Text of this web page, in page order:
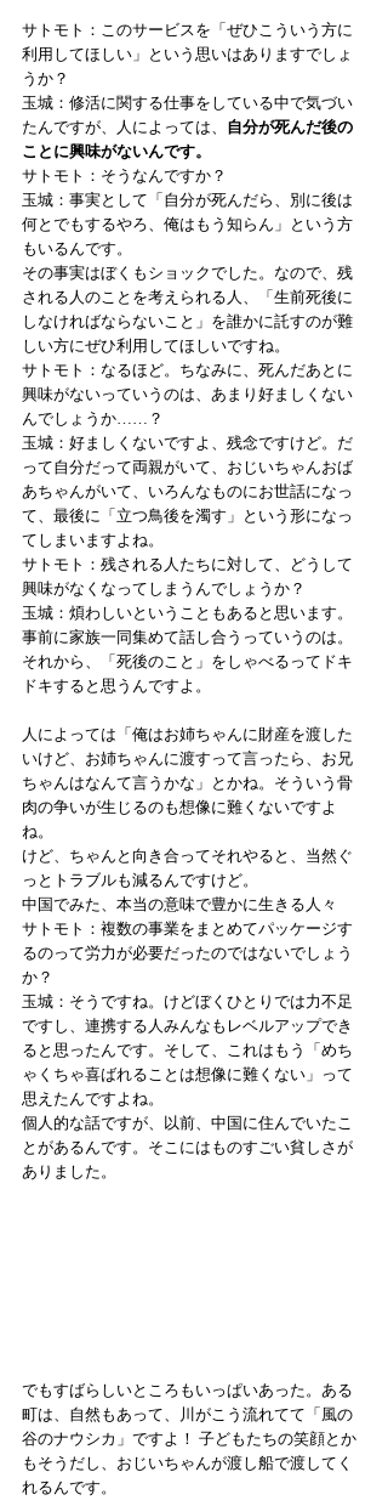
サトモト：このサービスを「ぜひこういう方に
利用してほしい」という思いはありますでしょ
うか？
玉城：修活に関する仕事をしている中で気づい
たんですが、人によっては、 自分が死んだ後の
ことに興味がないんです。
サトモト：そうなんですか？
玉城：事実として「自分が死んだら、別に後は
何とでもするやろ、俺はもう知らん」という方
もいるんです。
その事実はぼくもショックでした。なので、残
される人のことを考えられる人、「生前死後に
しなければならないこと」を誰かに託すのが難
しい方にぜひ利用してほしいですね。
サトモト：なるほど。ちなみに、死んだあとに
興味がないっていうのは、あまり好ましくない
んでしょうか……？
玉城：好ましくないですよ、残念ですけど。だ
って自分だって両親がいて、おじいちゃんおば
あちゃんがいて、いろんなものにお世話になっ
て、最後に「立つ鳥後を濁す」という形になっ
てしまいますよね。
サトモト：残される人たちに対して、どうして
興味がなくなってしまうんでしょうか？
玉城：煩わしいということもあると思います。
事前に家族一同集めて話し合うっていうのは。
それから、「死後のこと」をしゃべるってドキ
ドキすると思うんですよ。
人によっては「俺はお姉ちゃんに財産を渡した
いけど、お姉ちゃんに渡すって言ったら、お兄
ちゃんはなんて言うかな」とかね。そういう骨
肉の争いが生じるのも想像に難くないですよ
ね。
けど、ちゃんと向き合ってそれやると、当然ぐ
っとトラブルも減るんですけど。
中国でみた、本当の意味で豊かに生きる人々
サトモト：複数の事業をまとめてパッケージす
るのって労力が必要だったのではないでしょう
か？
玉城：そうですね。けどぼくひとりでは力不足
ですし、連携する人みんなもレベルアップでき
ると思ったんです。そして、これはもう「めち
ゃくちゃ喜ばれることは想像に難くない」って
思えたんですよね。
個人的な話ですが、以前、中国に住んでいたこ
とがあるんです。そこにはものすごい貧しさが
ありました。
でもすばらしいところもいっぱいあった。ある
町は、自然もあって、川がこう流れてて「風の
谷のナウシカ」ですよ！ 子どもたちの笑顔とか
もそうだし、おじいちゃんが渡し船で渡してく
れるんです。